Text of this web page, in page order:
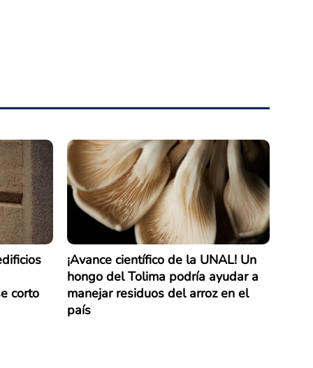
corto
¡Avance científico de la UNAL! Un
hongo del Tolima podría ayudar a
manejar residuos del arroz en el
país